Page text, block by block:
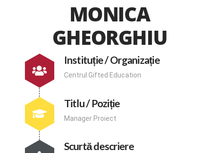
MONICA
GHEORGHIU
Instituție / Organizație
Centrul Gifted Education
Titlu / Poziție
Manager Proiect
Scurtă descriere